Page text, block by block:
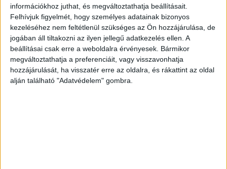
információkhoz juthat, és megváltoztathatja beállításait.
Felhívjuk figyelmét, hogy személyes adatainak bizonyos
kezeléséhez nem feltétlenül szükséges az Ön hozzájárulása, de
jogában áll tiltakozni az ilyen jellegű adatkezelés ellen. A
beállításai csak erre a weboldalra érvényesek. Bármikor
megváltoztathatja a preferenciáit, vagy visszavonhatja
hozzájárulását, ha visszatér erre az oldalra, és rákattint az oldal
alján található "Adatvédelem" gombra.
Elromlott a klíma a Keszthelyi
Kórházban, nem fogad betegeket az
intenzív osztály: Székesfehérváron a
sürgősségin állt le a hűtőberendezés
Balatonkörnyéke 2026.08.01. szombat
A Fontoshír.hu-ra
küldés
A LikeNews-ra küldés Északi part,Friss Keszthely,Települések
|